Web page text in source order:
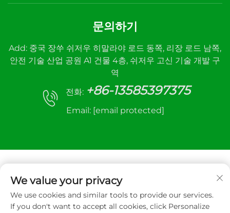
문의하기
Add: 중국 장쑤 쉬저우 히말라야 로드 동쪽, 리장 로드 남쪽,
안전 기술 산업 공원 A1 건물 4층, 쉬저우 고신 기술 개발 구
역
전화: +86-13585397375
Email: [email protected]
저작권 © 2025 Xuzhou sanhe automatic control
equipment Co.,LTD. 모든 권리 보유
We value your privacy
We use cookies and similar tools to provide our services.
If you don't want to accept all cookies, click Personalize